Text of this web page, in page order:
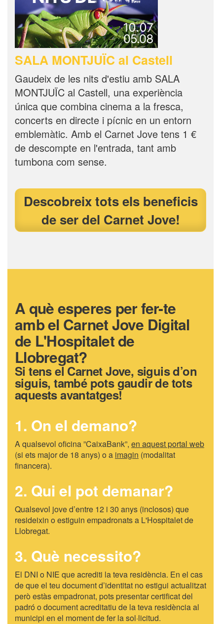
SALA MONTJUÏC al Castell
Gaudeix de les nits d'estiu amb SALA
MONTJUÏC al Castell, una experiència
única que combina cinema a la fresca,
concerts en directe i pícnic en un entorn
emblemàtic. Amb el Carnet Jove tens 1 €
de descompte en l'entrada, tant amb
tumbona com sense.
Descobreix tots els beneficis
de ser del Carnet Jove!
A què esperes per fer-te
amb el Carnet Jove Digital
de L'Hospitalet de
Llobregat?
Si tens el Carnet Jove, siguis d’on
siguis, també pots gaudir de tots
aquests avantatges!
1. On el demano?
A qualsevol oficina ”CaixaBank”, en aquest portal web
(si ets major de 18 anys) o a imagin (modalitat
financera).
2. Qui el pot demanar?
Qualsevol jove d’entre 12 i 30 anys (inclosos) que
resideixin o estiguin empadronats a L'Hospitalet de
Llobregat.
3. Què necessito?
El DNI o NIE que acrediti la teva residència. En el cas
de que el teu document d’identitat no estigui actualitzat
però estàs empadronat, pots presentar certificat del
padró o document acreditatiu de la teva residència al
municipi en el moment de fer la sol·licitud.